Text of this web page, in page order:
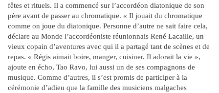
fêtes et rituels. Il a commencé sur l’accordéon diatonique de son
père avant de passer au chromatique. « Il jouait du chromatique
comme on joue du diatonique. Personne d’autre ne sait faire cela,
déclare au Monde l’accordéoniste réunionnais René Lacaille, un
vieux copain d’aventures avec qui il a partagé tant de scènes et de
repas. « Régis aimait boire, manger, cuisiner. Il adorait la vie »,
ajoute en écho, Tao Ravo, lui aussi un de ses compagnons de
musique. Comme d’autres, il s’est promis de participer à la
cérémonie d’adieu que la famille des musiciens malgaches